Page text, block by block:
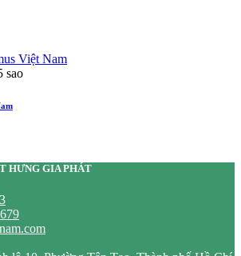
sao
HƯNG GIA PHÁT